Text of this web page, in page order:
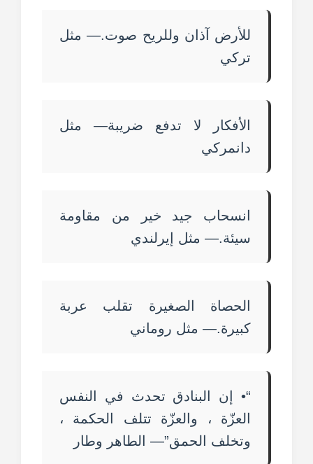
للأرض آذان وللريح صوت.— مثل
تركي
الأفكار لا تدفع ضريبة— مثل
دانمركي
انسحاب جيد خير من مقاومة
سيئة.— مثل إيرلندي
الحصاة الصغيرة تقلب عربة
كبيرة.— مثل روماني
“• إن البنادق تحدث في النفس
العزّة ، والعزّة تتلف الحكمة ،
وتخلف الحمق”— الطاهر وطار